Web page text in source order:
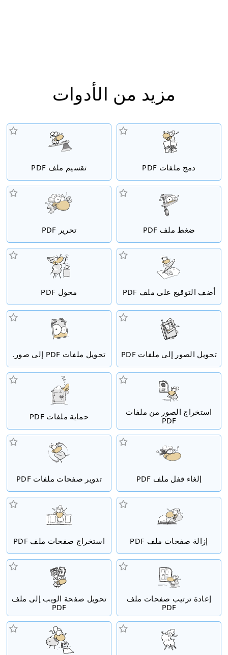
مزيد من الأدوات
دمج ملفات PDF تقسيم ملف PDF
ضغط ملف PDF تحرير PDF
أضف التوقيع على ملف PDF محول PDF
تحويل الصور إلى ملفات PDF تحويل ملفات PDF إلى صور.
استخراج الصور من ملفات
PDF
حماية ملفات PDF
إلغاء قفل ملف PDF تدوير صفحات ملفات PDF
إزالة صفحات ملف PDF استخراج صفحات ملف PDF
إعادة ترتيب صفحات ملف
PDF
تحويل صفحة الويب إلى ملف
PDF